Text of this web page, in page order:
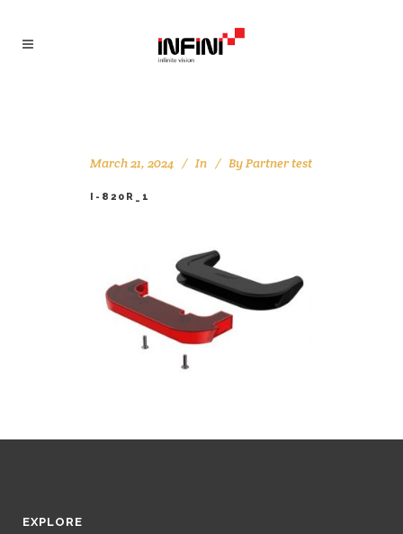
March 21, 2024 In ByPartner test
I-820R_1
EXPLORE